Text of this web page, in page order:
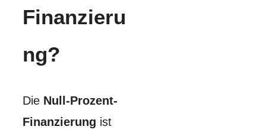
Finanzieru
ng?
Die Null-Prozent-
Finanzierung ist